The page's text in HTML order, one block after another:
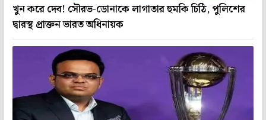
খুন করে দেব! সৌরভ-ডোনাকে লাগাতার হুমকি চিঠি, পুলিশের
দ্বারস্থ প্রাক্তন ভারত অধিনায়ক